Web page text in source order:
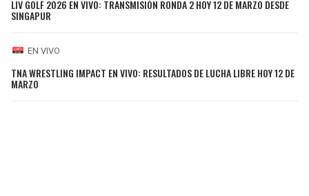
LIV GOLF 2026 EN VIVO: TRANSMISIÓN RONDA 2 HOY 12 DE MARZO DESDE
SINGAPUR
EN VIVO
TNA WRESTLING IMPACT EN VIVO: RESULTADOS DE LUCHA LIBRE HOY 12 DE
MARZO